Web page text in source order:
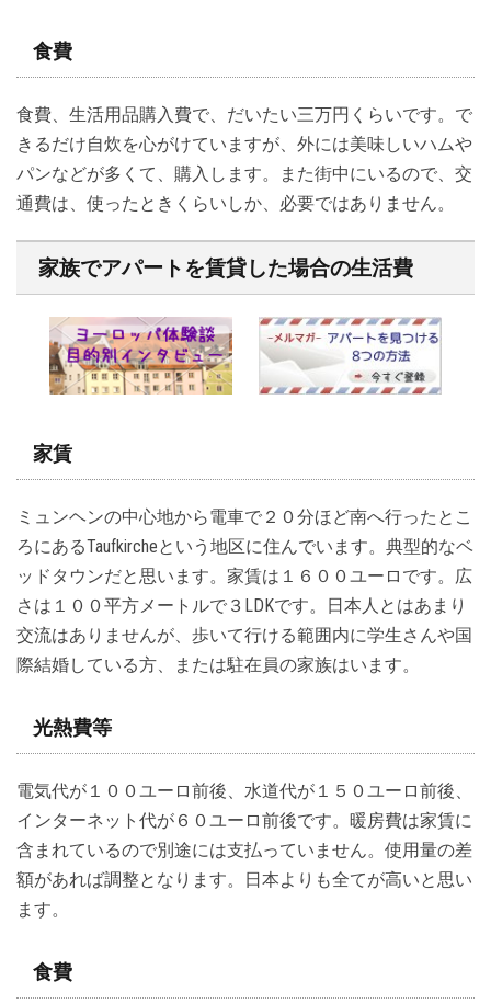
食費
食費、生活用品購入費で、だいたい三万円くらいです。で
きるだけ自炊を心がけていますが、外には美味しいハムや
パンなどが多くて、購入します。また街中にいるので、交
通費は、使ったときくらいしか、必要ではありません。
家族でアパートを賃貸した場合の生活費
家賃
ミュンヘンの中心地から電車で２０分ほど南へ行ったとこ
ろにあるTaufkircheという地区に住んでいます。典型的なベ
ッドタウンだと思います。家賃は１６００ユーロです。広
さは１００平方メートルで３LDKです。日本人とはあまり
交流はありませんが、歩いて行ける範囲内に学生さんや国
際結婚している方、または駐在員の家族はいます。
光熱費等
電気代が１００ユーロ前後、水道代が１５０ユーロ前後、
インターネット代が６０ユーロ前後です。暖房費は家賃に
含まれているので別途には支払っていません。使用量の差
額があれば調整となります。日本よりも全てが高いと思い
ます。
食費